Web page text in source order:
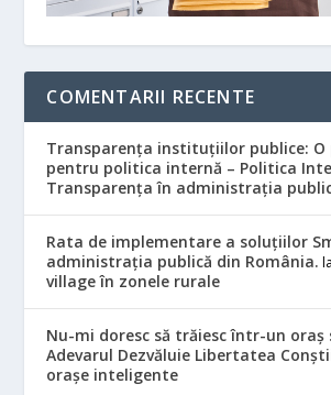
COMENTARII RECENTE
Transparența instituțiilor publice:
pentru politica internă – Politica
Transparența în administrația
Rata de implementare a soluțiilor
administrația publică din România. la
village în zonele rurale
Nu-mi doresc să trăiesc într-un oraș
Adevarul Dezvăluie Libertatea
orașe inteligente